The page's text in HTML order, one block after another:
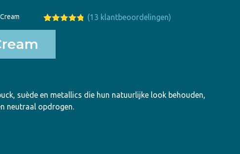
Gewaardeer
op
13
klant
(13 klantbeoordelingen)
suède en metallics die hun natuurlijke look behouden,
neutraal opdrogen.